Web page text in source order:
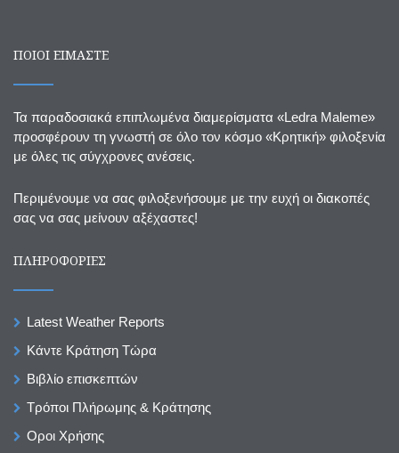
ΠΟΙΟΙ ΕΙΜΑΣΤΕ
Τα παραδοσιακά επιπλωμένα διαμερίσματα «Ledra Maleme»
προσφέρουν τη γνωστή σε όλο τον κόσμο «Κρητική» φιλοξενία
με όλες τις σύγχρονες ανέσεις.
Περιμένουμε να σας φιλοξενήσουμε με την ευχή οι διακοπές
σας να σας μείνουν αξέχαστες!
ΠΛΗΡΟΦΟΡΙΕΣ
Latest Weather Reports
Κάντε Κράτηση Τώρα
Βιβλίο επισκεπτών
Τρόποι Πλήρωμης & Κράτησης
Οροι Χρήσης